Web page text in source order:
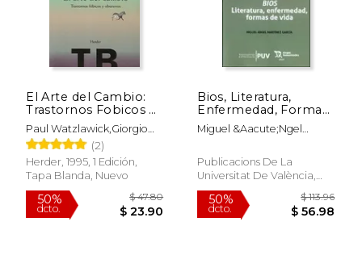
$ 36.37
El Arte del Cambio:
Trastornos Fobicos y
Obsesivos
Paul Watzlawick,Giorgio
Nardone
(2)
Herder, 1995, 1 Edición,
Tapa Blanda, Nuevo
Bios, Literatura,
Enfermedad, Formas
de Vida
Miguel &Aacute;Ngel
Garc&Iacute;A
Publicacions De La
Universitat De València,
2021, 1 Edición, Tapa
Blanda, Nuevo